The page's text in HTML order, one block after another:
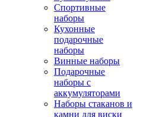
Спортивные
наборы
Кухонные
подарочные
наборы
Винные наборы
Подарочные
наборы с
аккумуляторами
Наборы стаканов и
камни для виски